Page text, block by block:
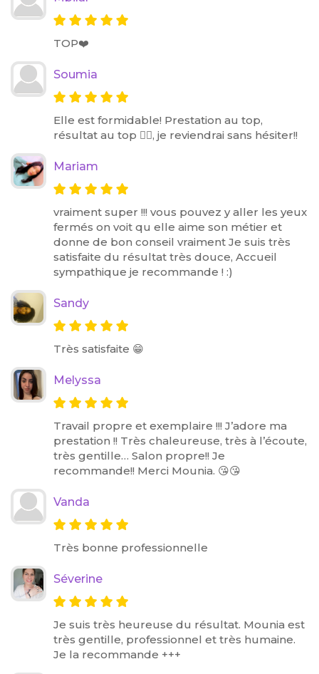
TOP❤️
Soumia
Elle est formidable! Prestation au top,
résultat au top 👌🏼, je reviendrai sans hésiter!!
Mariam
vraiment super !!! vous pouvez y aller les yeux
fermés on voit qu elle aime son métier et
donne de bon conseil vraiment Je suis très
satisfaite du résultat très douce, Accueil
sympathique je recommande ! :)
Sandy
Très satisfaite 😁
Melyssa
Travail propre et exemplaire !!! J’adore ma
prestation !! Très chaleureuse, très à l’écoute,
très gentille… Salon propre!! Je
recommande!! Merci Mounia. 😘😘
Vanda
Très bonne professionnelle
Séverine
Je suis très heureuse du résultat. Mounia est
très gentille, professionnel et très humaine.
Je la recommande +++